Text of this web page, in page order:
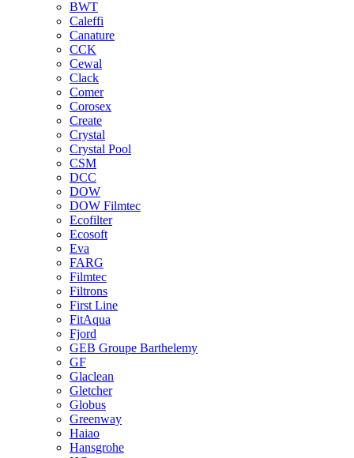
BWT
Caleffi
Canature
CCK
Cewal
Clack
Comer
Corosex
Create
Crystal
Crystal Pool
CSM
DCC
DOW
DOW Filmtec
Ecofilter
Ecosoft
Eva
FARG
Filmtec
Filtrons
First Line
FitAqua
Fjord
GEB Groupe Barthelemy
GF
Glaclean
Gletcher
Globus
Greenway
Haiao
Hansgrohe